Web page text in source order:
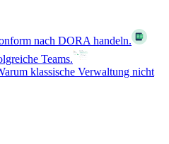
nach DORA handeln.
Teams.
klassische Verwaltung nicht